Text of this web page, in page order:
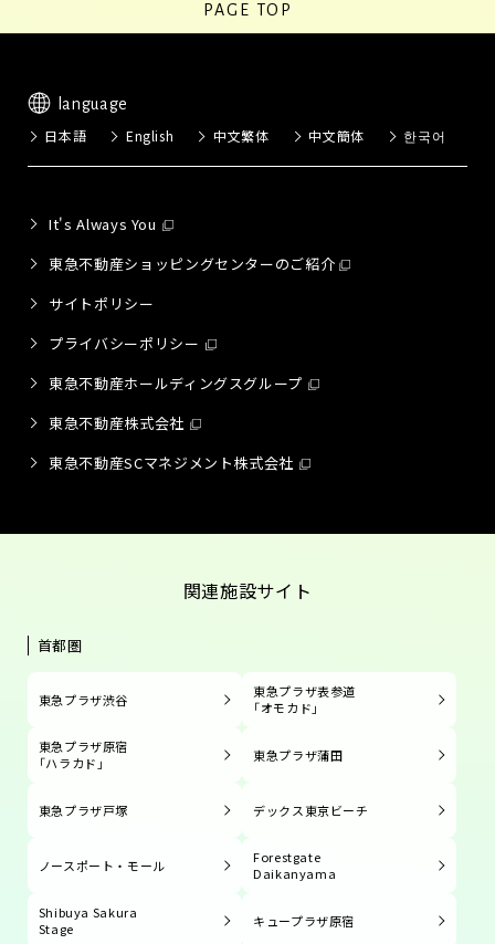
PAGE TOP
language
日本語 English 中文繁体 中文簡体 한국어
It's Always You
東急不動産ショッピングセンターのご紹介
サイトポリシー
プライバシーポリシー
東急不動産ホールディングスグループ
東急不動産株式会社
東急不動産SCマネジメント株式会社
関連施設サイト
首都圏
東急プラザ渋谷
東急プラザ表参道
「オモカド」
東急プラザ原宿
「ハラカド」
東急プラザ蒲田
東急プラザ戸塚 デックス東京ビーチ
ノースポート・モール
Forestgate
Daikanyama
Shibuya Sakura
Stage
キュープラザ原宿